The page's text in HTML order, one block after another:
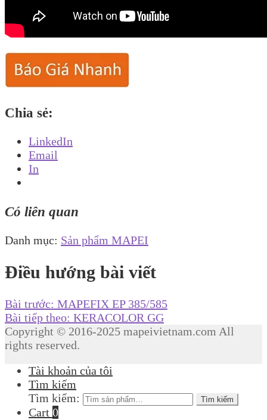
Chia sẻ:
LinkedIn
Email
In
Có liên quan
Danh mục: Sản phẩm MAPEI
Điều hướng bài viết
Bài trước: MAPEFIX EP 385/585
Bài tiếp theo: KERACOLOR GG
Copyright © 2016-2025 mapeivietnam.com All
rights reserved.
Tài khoản của tôi
Tìm kiếm
Tìm kiếm:
Tìm kiếm
Cart 0